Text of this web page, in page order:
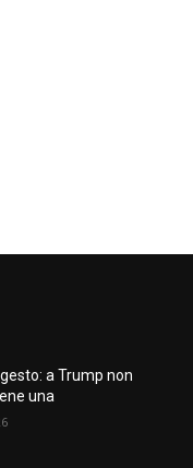
a Trump non
una